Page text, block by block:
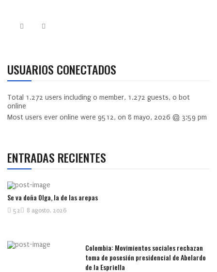
USUARIOS CONECTADOS
Total 1.272 users including 0 member, 1.272 guests, 0 bot
online
Most users ever online were 9512, on 8 mayo, 2026 @ 3:59 pm
ENTRADAS RECIENTES
Se va doña Olga, la de las arepas
8 agosto, 2026
52
Colombia: Movimientos sociales rechazan
toma de posesión presidencial de Abelardo
de la Espriella